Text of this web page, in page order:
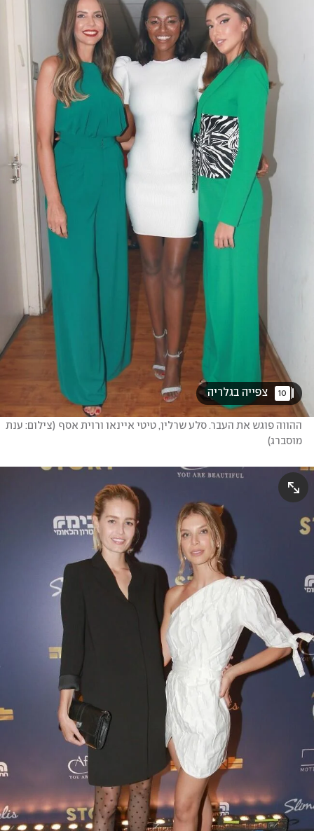
10
ההווה פוגש את העבר. סלע שרלין, טיטי איינאו ורוית אסף (
מוסברג)